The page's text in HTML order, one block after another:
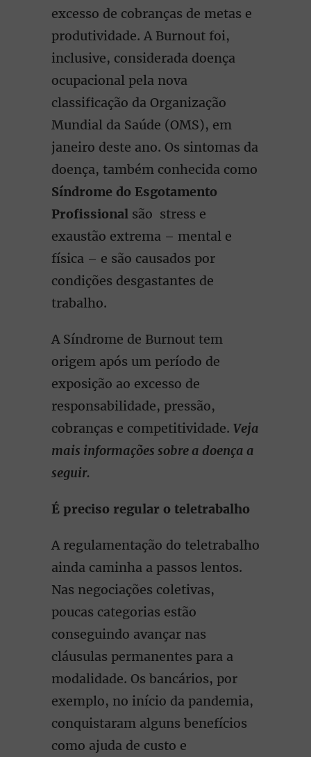
excesso de cobranças de metas e
produtividade. A Burnout foi,
inclusive, considerada doença
ocupacional pela nova
classificação da Organização
Mundial da Saúde (OMS), em
janeiro deste ano. Os sintomas da
doença, também conhecida como
Síndrome do Esgotamento
Profissional são stress e
exaustão extrema – mental e
física – e são causados por
condições desgastantes de
trabalho.
A Síndrome de Burnout tem
origem após um período de
exposição ao excesso de
responsabilidade, pressão,
cobranças e competitividade. Veja
mais informações sobre a doença a
seguir.
É preciso regular o teletrabalho
A regulamentação do teletrabalho
ainda caminha a passos lentos.
Nas negociações coletivas,
poucas categorias estão
conseguindo avançar nas
cláusulas permanentes para a
modalidade. Os bancários, por
exemplo, no início da pandemia,
conquistaram alguns benefícios
como ajuda de custo e